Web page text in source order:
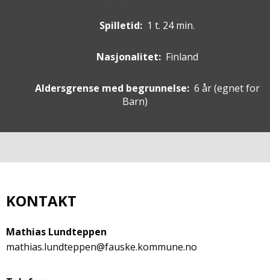
Spilletid: 1 t. 24 min.
Nasjonalitet: Finland
Aldersgrense med begrunnelse: 6 år (egnet for
Barn)
KONTAKT
Mathias Lundteppen
mathias.lundteppen@fauske.kommune.no